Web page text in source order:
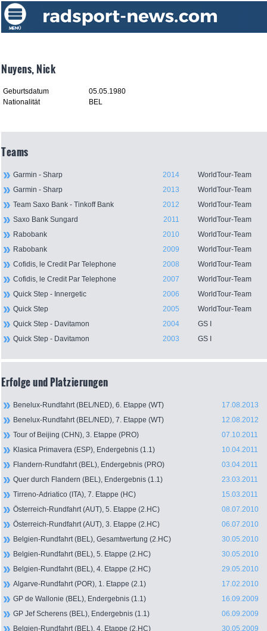
Nuyens, Nick
Geburtsdatum
05.05.1980
Nationalität
BEL
Teams
Garmin - Sharp 2014
WorldTour-Team
Garmin - Sharp
2013
WorldTour-Team
Team Saxo Bank - Tinkoff Bank
2012
WorldTour-Team
Saxo Bank Sungard
2011
WorldTour-Team
Rabobank
2010
WorldTour-Team
Rabobank
2009
WorldTour-Team
Cofidis, le Credit Par Telephone
2008
WorldTour-Team
Cofidis, le Credit Par Telephone
2007
WorldTour-Team
Quick Step - Innergetic
2006
WorldTour-Team
Quick Step
2005
WorldTour-Team
Quick Step - Davitamon
2004
GS I
Quick Step - Davitamon
2003 GS I
Erfolge und Platzierungen
Benelux-Rundfahrt (BEL/NED), 6. Etappe (WT)
17.08.2013
Benelux-Rundfahrt (BEL/NED), 7. Etappe (WT)
12.08.2012
Tour of Beijing (CHN), 3. Etappe (PRO)
07.10.2011
Klasica Primavera (ESP), Endergebnis (1.1)
10.04.2011
Flandern-Rundfahrt (BEL), Endergebnis (PRO)
03.04.2011
Quer durch Flandern (BEL), Endergebnis (1.1)
23.03.2011
Tirreno-Adriatico (ITA), 7. Etappe (HC)
15.03.2011
Österreich-Rundfahrt (AUT), 5. Etappe (2.HC)
08.07.2010
Österreich-Rundfahrt (AUT), 3. Etappe (2.HC)
06.07.2010
Belgien-Rundfahrt (BEL), Gesamtwertung (2.HC)
30.05.2010
Belgien-Rundfahrt (BEL), 5. Etappe (2.HC)
30.05.2010
Belgien-Rundfahrt (BEL), 4. Etappe (2.HC)
29.05.2010
Algarve-Rundfahrt (POR), 1. Etappe (2.1)
17.02.2010
GP de Wallonie (BEL), Endergebnis (1.1)
16.09.2009
GP Jef Scherens (BEL), Endergebnis (1.1)
06.09.2009
Belgien-Rundfahrt (BEL), 4. Etappe (2.HC)
30.05.2009